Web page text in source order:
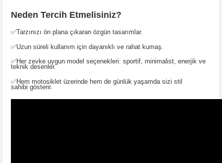
Neden Tercih Etmelisiniz?
✅Tarzınızı ön plana çıkaran özgün tasarımlar.
✅Uzun süreli kullanım için dayanıklı ve rahat kumaş
✅Her zevke uygun model seçenekleri: sportif, minimalist, enerjik ve
teknik desenler.
✅Hem motosiklet üzerinde hem de günlük yaşamda sizi stil
sahibi gösterir.